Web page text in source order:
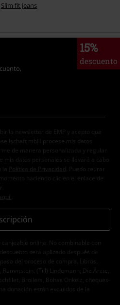
Slim fit jeans
15%
descuento
la newsletter de EMP y acepto que
mbH procese mis datos
de manera personalizada y regular
mis datos personales se llevará a cabo
Política de Privacidad . Puedo retirar
haciendo clic en el enlace de
aquí
online. No combinable con
será aplicado después de
del proceso de compra. Libros,
Rammstein, (Till) Lindemann, Die Ärzte,
Broilers, Böhse Onkelz, cheques-
donación están excluidos de la